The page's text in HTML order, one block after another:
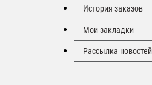
История заказов
Мои закладки
Рассылка новостей